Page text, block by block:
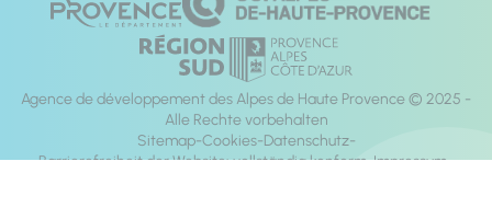
Agence de développement des Alpes de Haute Provence © 2025 -
Alle Rechte vorbehalten
Sitemap Cookies Datenschutz
Barrierefreiheit der Website: vollständig konform Impressum